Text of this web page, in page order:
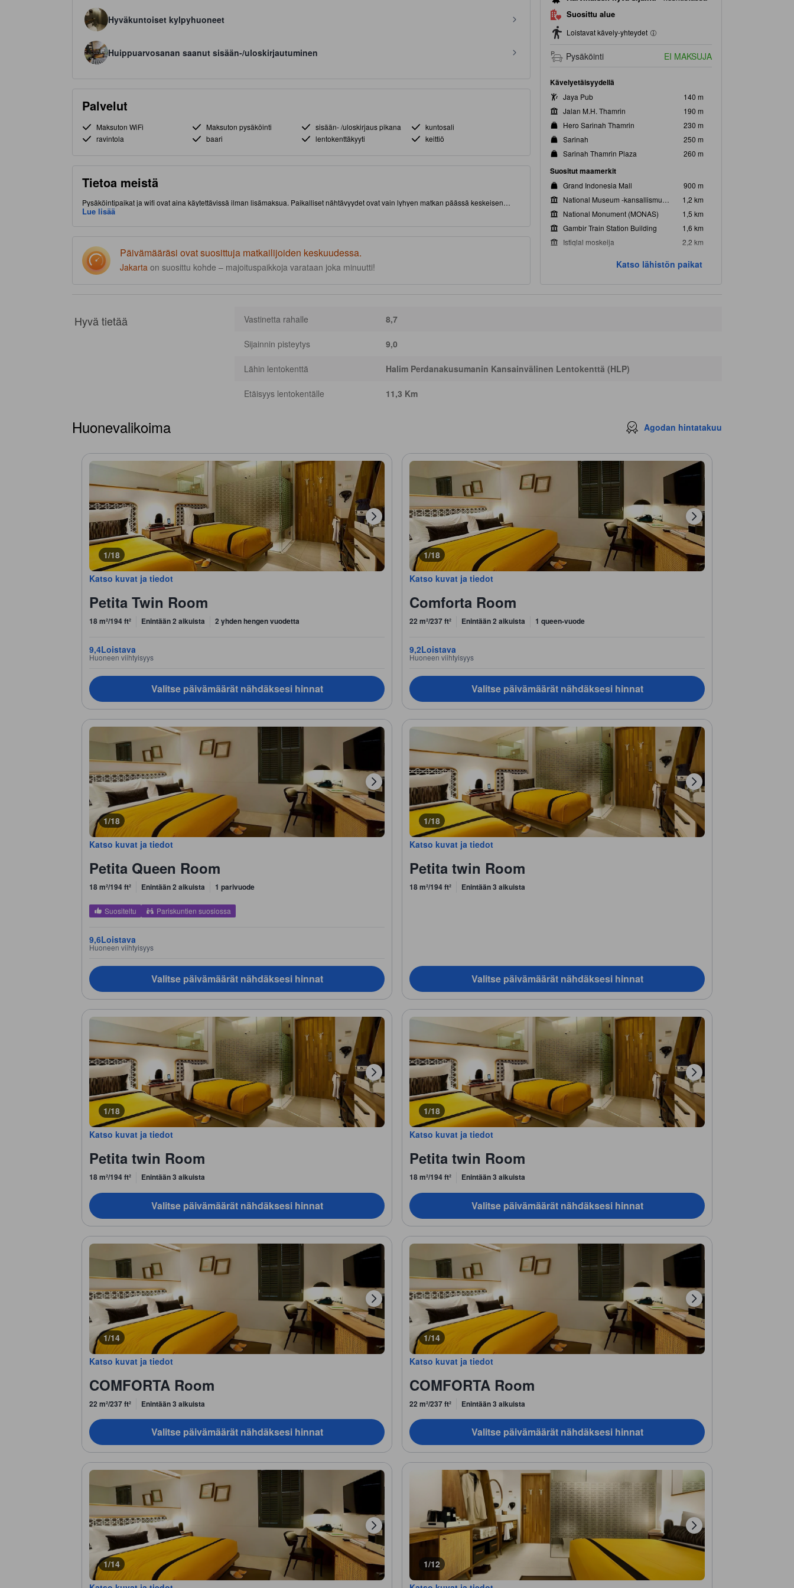
Hyväkuntoiset kylpyhuoneet
Huippuarvosanan saanut sisään-/uloskirjautuminen
Palvelut
Maksuton WiFi Maksuton pysäköinti sisään- /uloskirjaus pikana
kuntosali
ravintola
baari lentokenttäkyyti keittiö
Tietoa meistä
Pysäköintipaikat ja wifi ovat aina käytettävissä ilman lisämaksua. Paikalliset nähtävyydet ovat vain lyhyen matkan päässä keskeisen
sijainnin (Thamrin) ansiosta. Tässä tasokkaassa 4.0 tähden majoituspaikassa on muun muassa ravintola ja kuntokeskus.
Lue lisää
Päivämääräsi ovat suosittuja matkailijoiden keskuudessa.
Jakarta on suosittu kohde – majoituspaikkoja varataan joka minuutti!
Suosittu alue
Loistavat kävely-yhteydet
Pysäköinti EI MAKSUJA
Kävelyetäisyydellä
Jaya Pub
140 m
Jalan M.H. Thamrin
190 m
Hero Sarinah Thamrin
230 m
Sarinah
250 m
Sarinah Thamrin Plaza
260 m
Suositut maamerkit
Grand Indonesia Mall
900 m
National Museum -kansallismuseo
1,2 km
National Monument (MONAS)
1,5 km
Gambir Train Station Building
1,6 km
Istiqlal moskeija
2,2 km
Lähimmät maamerkitKatso lähistön paikat
Hyvä tietää Vastinetta rahalle 8,7
Sijainnin pisteytys 9,0
Lähin lentokenttä Halim Perdanakusumanin Kansainvälinen Lentokenttä (HLP)
Etäisyys lentokentälle 11,3 Km
Huonevalikoima Agodan hintatakuu
1/18
Katso kuvat ja tiedot
Petita Twin Room
18 m²/194 ft² Enintään 2 aikuista 2 yhden hengen vuodetta
9,4Loistava
Huoneen viihtyisyys
Valitse päivämäärät nähdäksesi hinnat
1/18
Katso kuvat ja tiedot
Comforta Room
22 m²/237 ft² Enintään 2 aikuista 1 queen-vuode
9,2Loistava
Huoneen viihtyisyys
Valitse päivämäärät nähdäksesi hinnat
1/18
Katso kuvat ja tiedot
Petita Queen Room
18 m²/194 ft² Enintään 2 aikuista 1 parivuode
Suositeltu Pariskuntien suosiossa
9,6Loistava
Huoneen viihtyisyys
Valitse päivämäärät nähdäksesi hinnat
1/18
Katso kuvat ja tiedot
Petita twin Room
18 m²/194 ft² Enintään 3 aikuista
Valitse päivämäärät nähdäksesi hinnat
1/18
Katso kuvat ja tiedot
Petita twin Room
18 m²/194 ft² Enintään 3 aikuista
Valitse päivämäärät nähdäksesi hinnat
1/18
Katso kuvat ja tiedot
Petita twin Room
18 m²/194 ft² Enintään 3 aikuista
Valitse päivämäärät nähdäksesi hinnat
1/14
Katso kuvat ja tiedot
COMFORTA Room
22 m²/237 ft² Enintään 3 aikuista
Valitse päivämäärät nähdäksesi hinnat
1/14
Katso kuvat ja tiedot
COMFORTA Room
22 m²/237 ft² Enintään 3 aikuista
Valitse päivämäärät nähdäksesi hinnat
1/14
1/12